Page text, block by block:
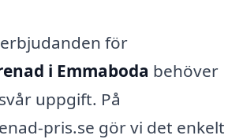
för
i Emmaboda behöver
uppgift. På
pris.se gör vi det enkelt